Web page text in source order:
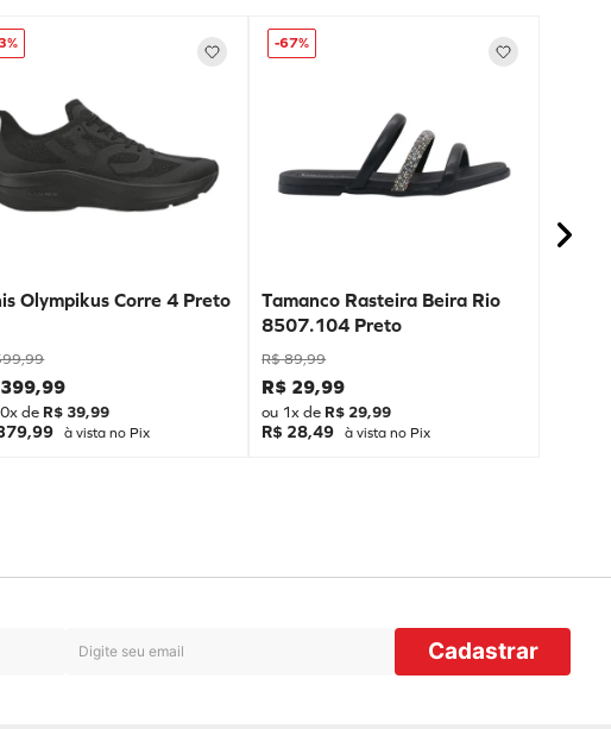
Olympikus Corre 4 Preto
,99
399,99
x de R$ 39,99
à vista no Pix
-67%
Tamanco Rasteira Beira Rio
8507.104 Preto
R$ 89,99
R$ 29,99
ou 1x de R$ 29,99
R$ 28,49 à vista no Pix
Cadastrar